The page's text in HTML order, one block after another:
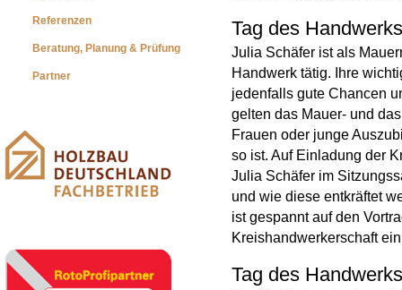
Referenzen
Beratung, Planung & Prüfung
Partner
Tag des
Julia Schäfer ist als
Handwerk tätig. Ihre
jedenfalls gute Chancen
gelten das Mauer- und
Frauen oder junge
so ist. Auf Einladung der
Julia Schäfer im
und wie diese entkräftet
ist gespannt auf den
Kreishandwerkerschaft
Tag des